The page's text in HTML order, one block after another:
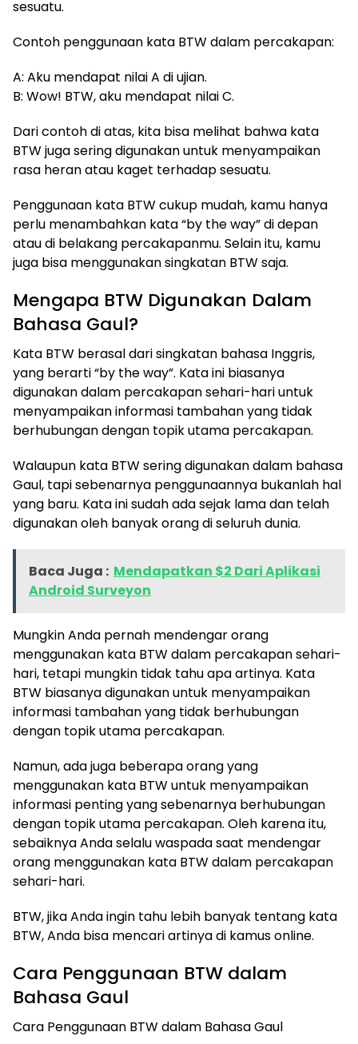
sesuatu.
Contoh penggunaan kata BTW dalam percakapan:
A: Aku mendapat nilai A di ujian.
B: Wow! BTW, aku mendapat nilai C.
Dari contoh di atas, kita bisa melihat bahwa kata
BTW juga sering digunakan untuk menyampaikan
rasa heran atau kaget terhadap sesuatu.
Penggunaan kata BTW cukup mudah, kamu hanya
perlu menambahkan kata “by the way” di depan
atau di belakang percakapanmu. Selain itu, kamu
juga bisa menggunakan singkatan BTW saja.
Mengapa BTW Digunakan Dalam
Bahasa Gaul?
​Kata BTW berasal dari singkatan bahasa Inggris,
yang berarti “by the way”. Kata ini biasanya
digunakan dalam percakapan sehari-hari untuk
menyampaikan informasi tambahan yang tidak
berhubungan dengan topik utama percakapan.
Walaupun kata BTW sering digunakan dalam bahasa
Gaul, tapi sebenarnya penggunaannya bukanlah hal
yang baru. Kata ini sudah ada sejak lama dan telah
digunakan oleh banyak orang di seluruh dunia.
Baca Juga : Mendapatkan $2 Dari Aplikasi
Android Surveyon
Mungkin Anda pernah mendengar orang
menggunakan kata BTW dalam percakapan sehari-
hari, tetapi mungkin tidak tahu apa artinya. Kata
BTW biasanya digunakan untuk menyampaikan
informasi tambahan yang tidak berhubungan
dengan topik utama percakapan.
Namun, ada juga beberapa orang yang
menggunakan kata BTW untuk menyampaikan
informasi penting yang sebenarnya berhubungan
dengan topik utama percakapan. Oleh karena itu,
sebaiknya Anda selalu waspada saat mendengar
orang menggunakan kata BTW dalam percakapan
sehari-hari.
BTW, jika Anda ingin tahu lebih banyak tentang kata
BTW, Anda bisa mencari artinya di kamus online.
Cara Penggunaan BTW dalam
Bahasa Gaul
​Cara Penggunaan BTW dalam Bahasa Gaul